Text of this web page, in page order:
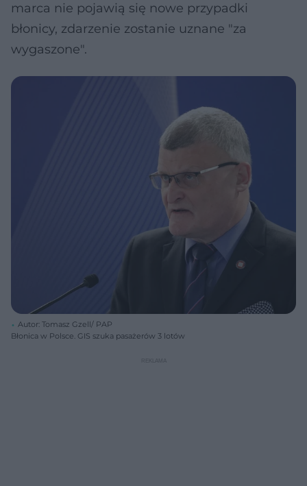
marca nie pojawią się nowe przypadki
błonicy, zdarzenie zostanie uznane "za
wygaszone".
Autor: Tomasz Gzell/ PAP
Błonica w Polsce. GIS szuka pasażerów 3 lotów